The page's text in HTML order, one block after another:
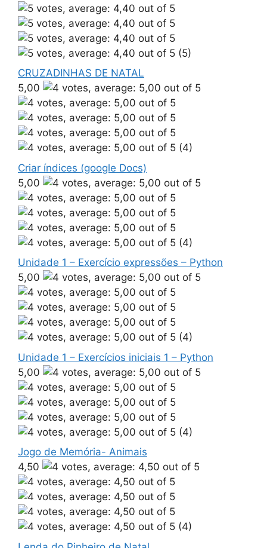
(5)
CRUZADINHAS DE NATAL
5,00
(4)
Criar índices (google Docs)
5,00
(4)
Unidade 1 – Exercício expressões – Python
5,00
(4)
Unidade 1 – Exercícios iniciais 1 – Python
5,00
(4)
Jogo de Memória- Animais
4,50
(4)